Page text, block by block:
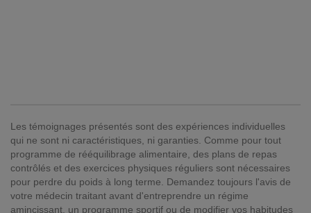
Les témoignages présentés sont des expériences individuelles
qui ne sont ni caractéristiques, ni garanties. Comme pour tout
programme de rééquilibrage alimentaire, des plans de repas
contrôlés et des exercices physiques réguliers sont nécessaires
pour perdre du poids à long terme. Demandez toujours l'avis de
votre médecin traitant avant d'entreprendre un régime
amincissant, un programme sportif ou de modifier vos habitudes